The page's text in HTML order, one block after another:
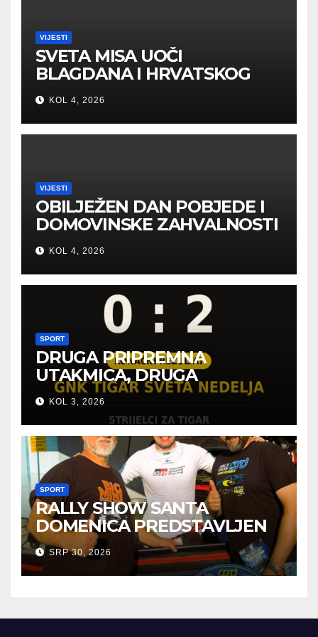
VIJESTI
SVETA MISA UOČI
BLAGDANA I HRVATSKOG
PRAZNIKA SLOBODE
KOL 4, 2026
VIJESTI
OBILJEŽEN DAN POBJEDE I
DOMOVINSKE ZAHVALNOSTI
U SVETOJ NEDELJI
KOL 4, 2026
SPORT
DRUGA PRIPREMNA
UTAKMICA, DRUGA
POBJEDA ZA TIGROVE
KOL 3, 2026
SPORT
RALLY SHOW SANTA
DOMENICA PREDSTAVLJEN
U AUSTRIJI
SRP 30, 2026